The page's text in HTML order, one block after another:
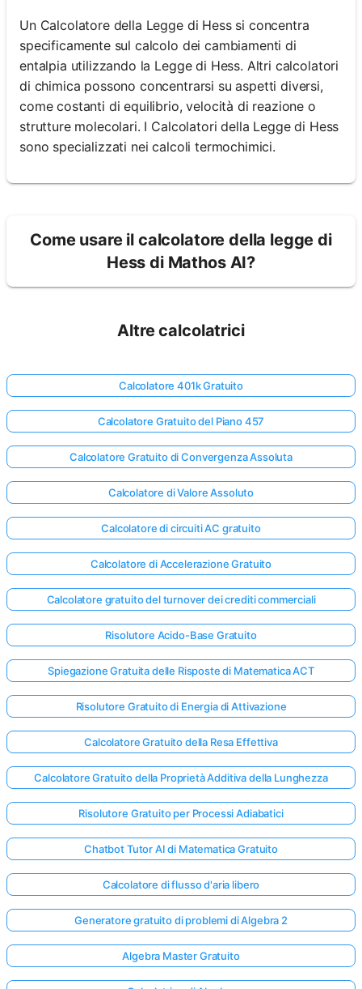
Un Calcolatore della Legge di Hess si concentra
specificamente sul calcolo dei cambiamenti di
entalpia utilizzando la Legge di Hess. Altri calcolatori
di chimica possono concentrarsi su aspetti diversi,
come costanti di equilibrio, velocità di reazione o
strutture molecolari. I Calcolatori della Legge di Hess
sono specializzati nei calcoli termochimici.
Come usare il calcolatore della legge di
Hess di Mathos AI?
Altre calcolatrici
Calcolatore 401k Gratuito
Calcolatore Gratuito del Piano 457
Calcolatore Gratuito di Convergenza Assoluta
Calcolatore di Valore Assoluto
Calcolatore di circuiti AC gratuito
Calcolatore di Accelerazione Gratuito
Calcolatore gratuito del turnover dei crediti commerciali
Risolutore Acido-Base Gratuito
Spiegazione Gratuita delle Risposte di Matematica ACT
Risolutore Gratuito di Energia di Attivazione
Calcolatore Gratuito della Resa Effettiva
Calcolatore Gratuito della Proprietà Additiva della Lunghezza
Risolutore Gratuito per Processi Adiabatici
Chatbot Tutor AI di Matematica Gratuito
Calcolatore di flusso d'aria libero
Generatore gratuito di problemi di Algebra 2
Algebra Master Gratuito